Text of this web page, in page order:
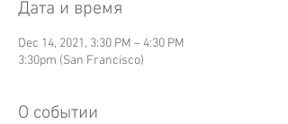
Дата и время
Dec 14, 2021, 3:30 PM – 4:30 PM
3:30pm (San Francisco)
О событии